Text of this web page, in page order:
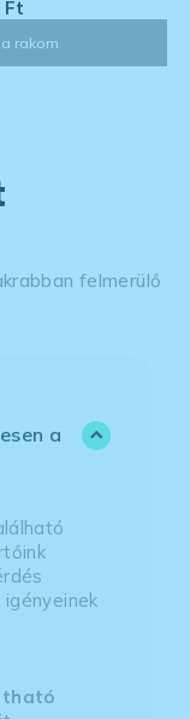
- Laptoppal
Ft
rakom
felmerülő
a